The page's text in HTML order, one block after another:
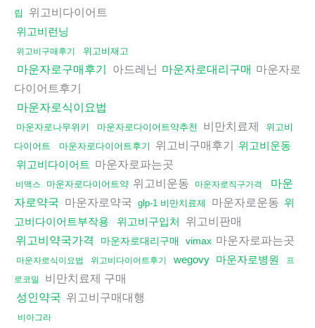
립
위고비다이어트
위고비런닝
위고비구매후기 위고비재고
마운자로구매후기 아드레닌 마운자로대리구매 마운자로
다이어트후기
마운자로식이요법
마운자로나무위키 마운자로다이어트약추천 비만치료제
위고비
다이어트
마운자로다이어트후기 위고비구매후기
위고비운동
위고비다이어트 마운자로파는곳
비맥스 마운자로다이어트약 위고비운동 마운자로직구가격
마운
자로약국 마운자로약국 glp-1 비만치료제 마운자로운동 위
고비다이어트부작용
위고비구입처 위고비판매
위고비약국가격 마운자로대리구매 vimax 마운자로파는곳
마운자로식이요법 위고비다이어트후기 wegovy 마운자로병원
프
로코밀
비만치료제 구매
성인약국 위고비구매대행
비아그라